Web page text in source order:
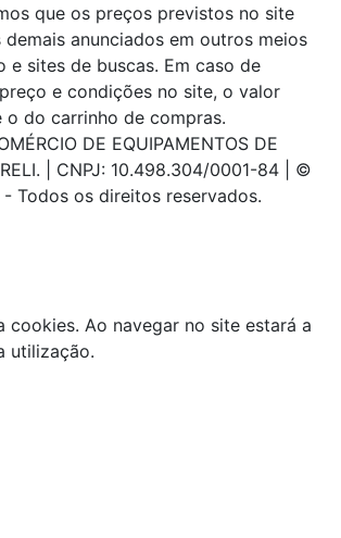
que os preços previstos no site
demais anunciados em outros meios
e sites de buscas. Em caso de
e condições no site, o valor
o do carrinho de compras.
DE EQUIPAMENTOS DE
| CNPJ: 10.498.304/0001-84 | ©
Todos os direitos reservados.
cookies. Ao navegar no site estará a
utilização.